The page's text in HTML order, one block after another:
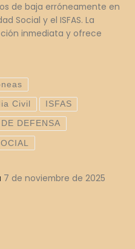
de baja erróneamente en
Social y el ISFAS. La
inmediata y ofrece
Civil ISFAS
DEFENSA
7 de noviembre de 2025